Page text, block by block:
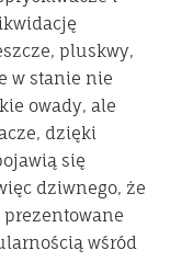
pluskwy,
w stanie nie
owady, ale
dzięki
się
dziwnego, że
wśród